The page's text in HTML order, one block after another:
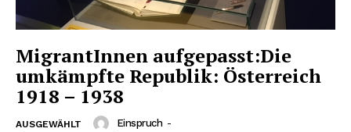
MigrantInnen aufgepasst:Die
umkämpfte Republik: Österreich
1918 – 1938
AUSGEWÄHLT Einspruch -